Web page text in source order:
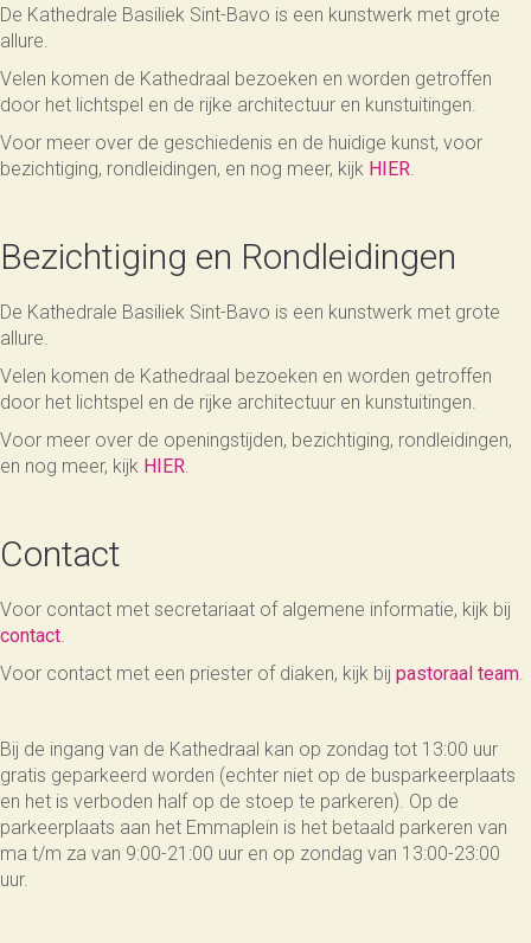
De Kathedrale Basiliek Sint-Bavo is een kunstwerk met grote
allure.
Velen komen de Kathedraal bezoeken en worden getroffen
door het lichtspel en de rijke architectuur en kunstuitingen.
Voor meer over de geschiedenis en de huidige kunst, voor
bezichtiging, rondleidingen, en nog meer, kijk HIER.
Bezichtiging en Rondleidingen
De Kathedrale Basiliek Sint-Bavo is een kunstwerk met grote
allure.
Velen komen de Kathedraal bezoeken en worden getroffen
door het lichtspel en de rijke architectuur en kunstuitingen.
Voor meer over de openingstijden, bezichtiging, rondleidingen,
en nog meer, kijk HIER.
Contact
Voor contact met secretariaat of algemene informatie, kijk bij
contact.
Voor contact met een priester of diaken, kijk bij pastoraal team.
Bij de ingang van de Kathedraal kan op zondag tot 13:00 uur
gratis geparkeerd worden (echter niet op de busparkeerplaats
en het is verboden half op de stoep te parkeren). Op de
parkeerplaats aan het Emmaplein is het betaald parkeren van
ma t/m za van 9:00-21:00 uur en op zondag van 13:00-23:00
uur.